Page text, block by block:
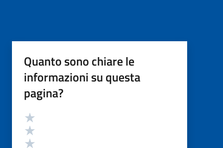
Quanto sono chiare le
informazioni su questa
pagina?
Valutazione